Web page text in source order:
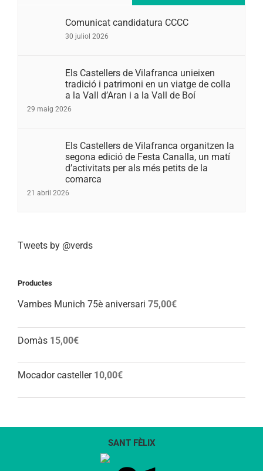
Comunicat candidatura CCCC
30 juliol 2026
Els Castellers de Vilafranca unieixen
tradició i patrimoni en un viatge de colla
a la Vall d’Aran i a la Vall de Boí
29 maig 2026
Els Castellers de Vilafranca organitzen la
segona edició de Festa Canalla, un matí
d’activitats per als més petits de la
comarca
21 abril 2026
Tweets by @verds
Productes
Vambes Munich 75è aniversari 75,00€
Domàs 15,00€
Mocador casteller 10,00€
SANT FÈLIX